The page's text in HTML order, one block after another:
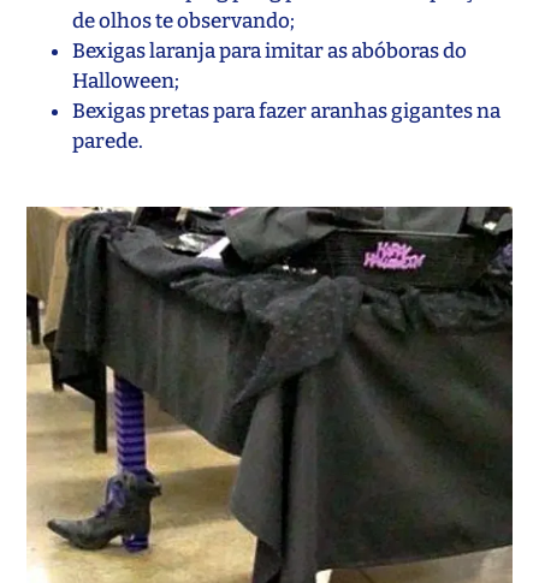
de olhos te observando;
Bexigas laranja para imitar as abóboras do
Halloween;
Bexigas pretas para fazer aranhas gigantes na
parede.